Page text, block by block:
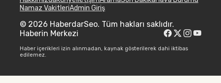
Namaz VakitleriAdmin Giriş
© 2026 HaberdarSeo. Tüm hakları saklıdır.
Haberin Merkezi
Haber içerikleri izin alınmadan, kaynak gösterilerek dahi iktibas
edilemez.